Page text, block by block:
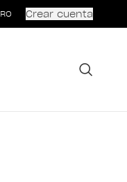
Crear cuenta